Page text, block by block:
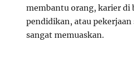
membantu orang, karier di
pendidikan, atau pekerjaan
sangat memuaskan.